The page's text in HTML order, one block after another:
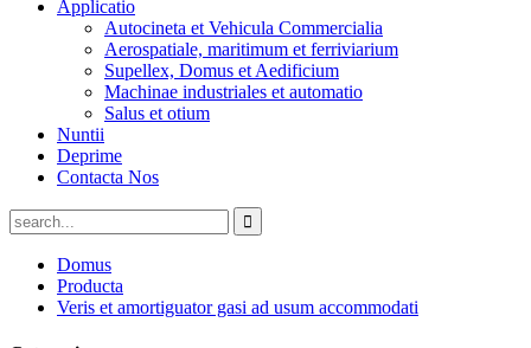
Applicatio
Autocineta et Vehicula Commercialia
Aerospatiale, maritimum et ferriviarium
Supellex, Domus et Aedificium
Machinae industriales et automatio
Salus et otium
Nuntii
Deprime
Contacta Nos
Domus
Producta
Veris et amortiguator gasi ad usum accommodati